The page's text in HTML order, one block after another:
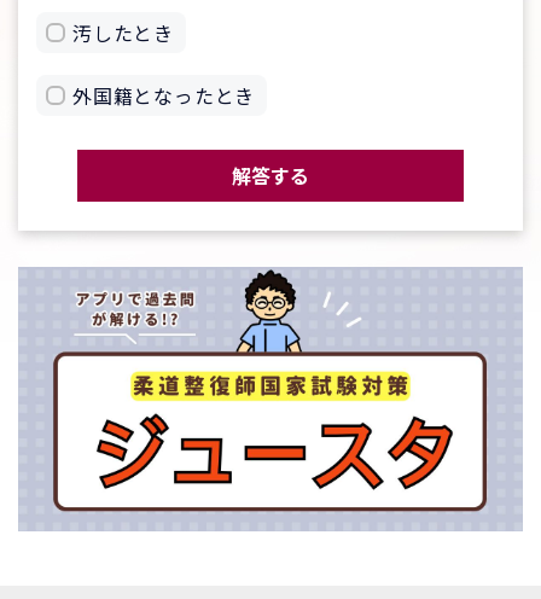
汚したとき
外国籍となったとき
解答する